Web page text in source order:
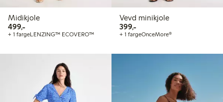
Midikjole
499,-499,00 kr
+ 1 fargeLENZING™ ECOVERO™
Vevd minikjole
399,-399,00 kr
+ 1 fargeOnceMore®